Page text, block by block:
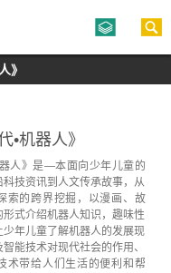
》
•机器人》
器人》是—本面向少年儿童的
技资讯到人文传承故事，从
索的跨界挖掘，以漫画、故
式介绍机器人知识，趣味性
年儿童了解机器人的发展现
能技术对现代社会的作用、
术带给人们生活的便利和帮